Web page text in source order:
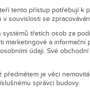
tento přístup potřebují k
souvislosti se
třetích osob za
marketingové a informační
údaji. Své
předmětem je věci
správci budovy.